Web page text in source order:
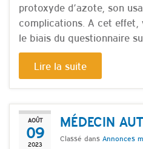
protoxyde d’azote, son
complications. A cet
le biais du questionnaire
Lire la suite
AOÛT
09
2023
MÉDECIN
Classé dans Annonces